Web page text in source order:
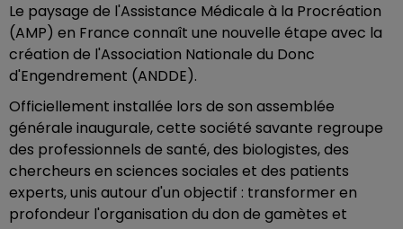
Le paysage de l'Assistance Médicale à la Procréation
(AMP) en France connaît une nouvelle étape avec la
création de l'Association Nationale du Donc
d'Engendrement (ANDDE).
Officiellement installée lors de son assemblée
générale inaugurale, cette société savante regroupe
des professionnels de santé, des biologistes, des
chercheurs en sciences sociales et des patients
experts, unis autour d'un objectif : transformer en
profondeur l'organisation du don de gamètes et